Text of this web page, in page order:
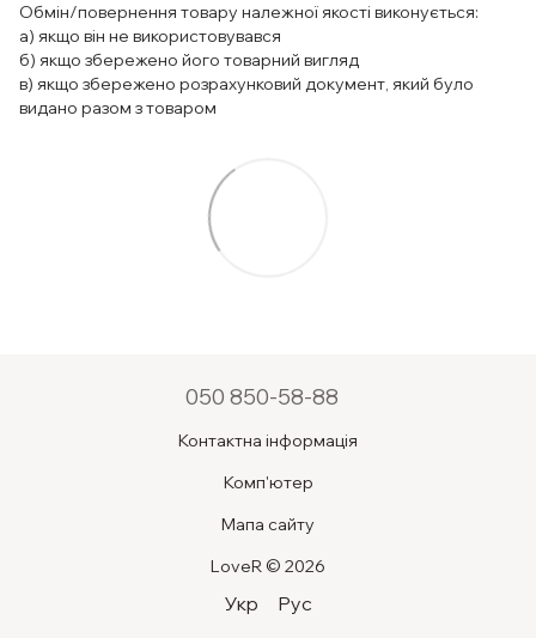
Обмін/повернення товару належної якості виконується:
а) якщо він не використовувався
б) якщо збережено його товарний вигляд
в) якщо збережено розрахунковий документ, який було
видано разом з товаром
050 850-58-88
Контактна інформація
Комп'ютер
Мапа сайту
LoveR © 2026
Укр Рус